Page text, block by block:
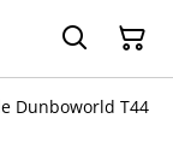
Dunboworld T44